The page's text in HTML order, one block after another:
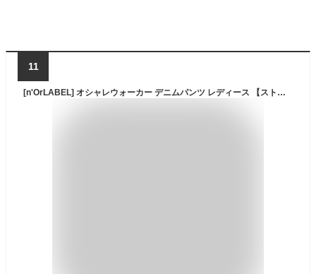
11
[n'OrLABEL] オシャレウォーカー デニムパンツ レディース 【ストレッチ ボーイフレンド デニム】ジーンズ ロング ストレッチ デニム 大きいサイズ パンツ 春夏秋冬 美脚 ゆったり 体型カバー カジュアル おしゃれ 通勤 普段着（M,ウォッシュブルー）pcn1052